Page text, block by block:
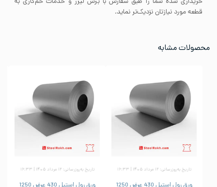
قطعه مورد نیازتان نزدیک‌تر نماید.
محصولات مشابه
تاریخ به‌روزرسانی: ۱۲ مرداد ۱۴۰۵ | ۱۶:۳۳ تاریخ به‌روزرسانی: ۱۲ مرداد ۱۴۰۵ | ۱۶:۳۳